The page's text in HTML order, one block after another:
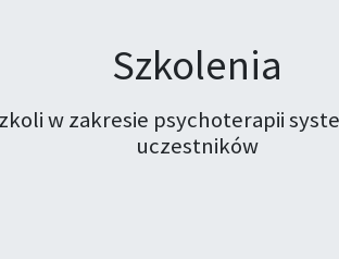
Szkolenia
w zakresie psychoterapii
uczestników